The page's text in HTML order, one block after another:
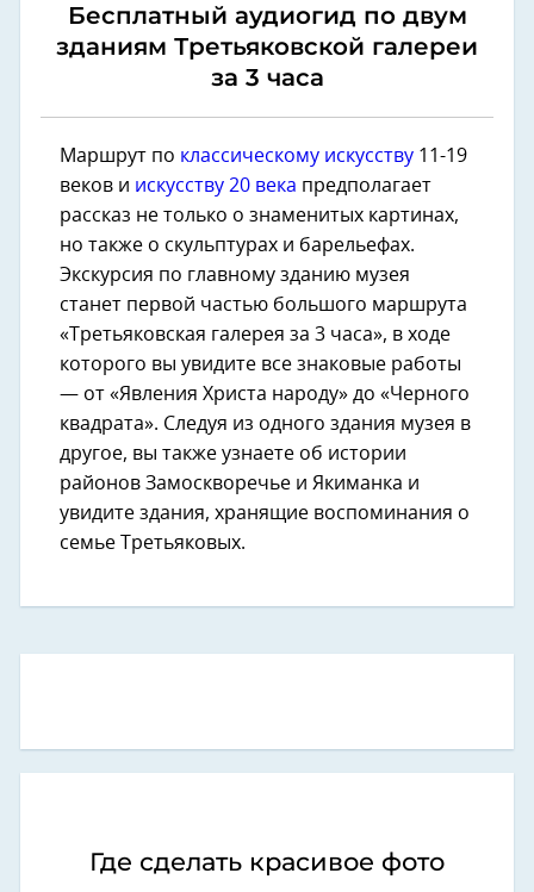
Бесплатный аудиогид по двум
зданиям Третьяковской галереи
за 3 часа
Маршрут по классическому искусству 11-19
веков и искусству 20 века предполагает
рассказ не только о знаменитых картинах,
но также о скульптурах и барельефах.
Экскурсия по главному зданию музея
станет первой частью большого маршрута
«Третьяковская галерея за 3 часа», в ходе
которого вы увидите все знаковые работы
— от «Явления Христа народу» до «Черного
квадрата». Следуя из одного здания музея в
другое, вы также узнаете об истории
районов Замоскворечье и Якиманка и
увидите здания, хранящие воспоминания о
семье Третьяковых.
Где сделать красивое фото